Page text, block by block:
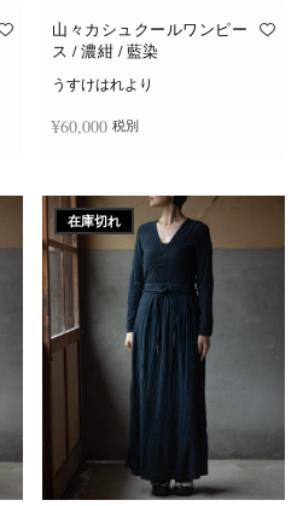
山々カシュクールワンピー
ス / 濃紺 / 藍染
うすけはれより
¥60,000 税別
在庫切れ